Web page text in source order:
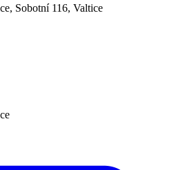
Sobotní 116, Valtice